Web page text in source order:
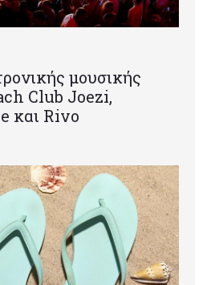
μουσικής
Club Joezi,
και Rivo